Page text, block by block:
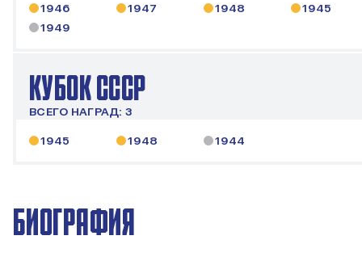
1946 1947 1948
1945
1949
КУБОК СССР
ВСЕГО НАГРАД: 3
1945 1948 1944
БИОГРАФИЯ